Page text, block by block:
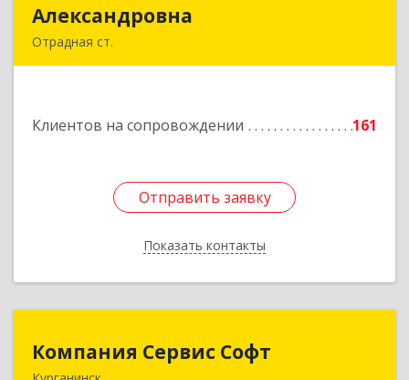
Александровна
Отрадная ст.
Клиентов на сопровождении 161
Отправить заявку
Показать контакты
Подробнее
Отправить заявку
Назад
Компания Сервис Софт
Компания Сервис Софт